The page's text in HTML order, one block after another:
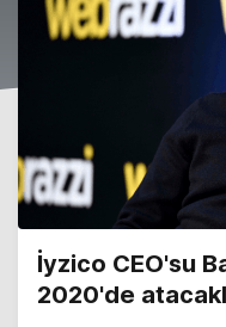
İyzico CEO'su
2020'de